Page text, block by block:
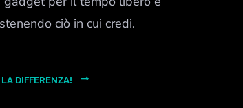
ciò in cui credi.
DIFFERENZA!